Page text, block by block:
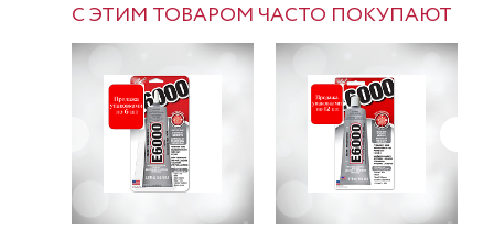
С ЭТИМ ТОВАРОМ ЧАСТО ПОКУПАЮТ